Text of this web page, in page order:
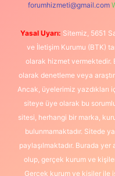
forumhizmeti@gmail.com
Yasal Uyarı: Sitemiz, 5651
ve İletişim Kurumu (BTK)
olarak hizmet vermektedir.
olarak denetleme veya
Ancak, üyelerimiz yazdıkları
siteye üye olarak bu
sitesi, herhangi bir marka,
bulunmamaktadır. Sitede
paylaşılmaktadır. Burada
olup, gerçek kurum ve
Gerçek kurum ve kişiler ile